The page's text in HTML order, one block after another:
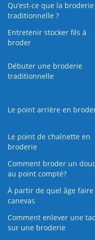
Qu’est-ce que la broderie
traditionnelle ?
Entretenir stocker fils à
broder
Débuter une broderie
traditionnelle
Le point arrière en
Le point de chaînette en
broderie
Comment broder un
au point compté?
À partir de quel âge faire
canevas
Comment enlever une
sur une broderie